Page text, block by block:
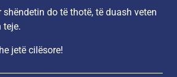
shëndetin do të thotë, të duash veten
teje.
jetë cilësore!